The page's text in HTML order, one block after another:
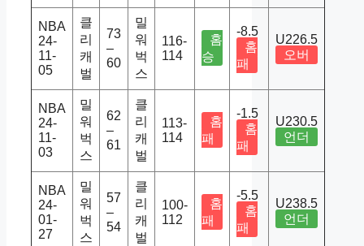
NBA
24-
11-
05
클
리
캐
벌
73
–
60
밀
워
벅
스
116-
114
홈
승
-8.5
홈
패
U226.5
오버
NBA
24-
11-
03
밀
워
벅
스
62
–
61
클
리
캐
벌
113-
114
홈
패
-1.5
홈
패
U230.5
언더
NBA
24-
01-
27
밀
워
벅
스
57
–
54
클
리
캐
벌
100-
112
홈
패
-5.5
홈
패
U238.5
언더